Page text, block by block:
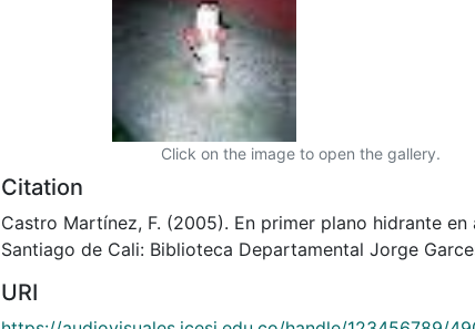
Click on the image to open the gallery.
Citation
Castro Martínez, F. (2005). En primer plano hidrante en
Santiago de Cali: Biblioteca Departamental Jorge
URI